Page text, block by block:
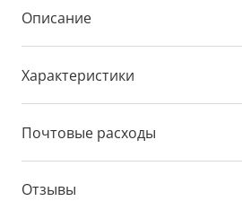
Описание
Характеристики
Почтовые расходы
Отзывы